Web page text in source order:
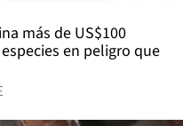
más de US$100
en peligro que